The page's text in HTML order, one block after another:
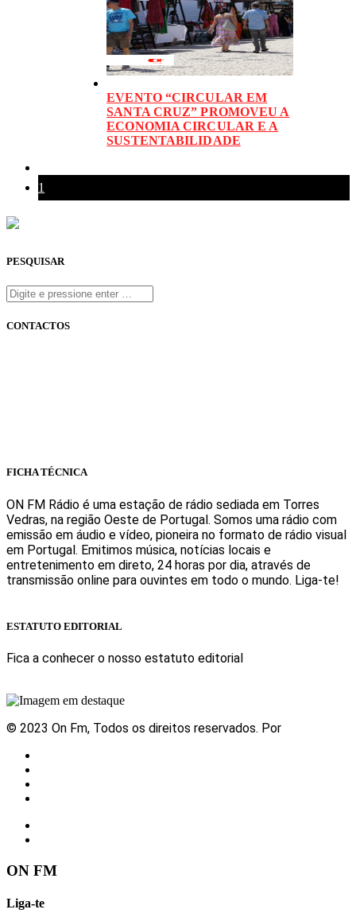
EVENTO “CIRCULAR EM
SANTA CRUZ” PROMOVEU A
ECONOMIA CIRCULAR E A
SUSTENTABILIDADE
1
PESQUISAR
CONTACTOS
FICHA TÉCNICA
ON FM Rádio é uma estação de rádio sediada em Torres
Vedras, na região Oeste de Portugal. Somos uma rádio com
emissão em áudio e vídeo, pioneira no formato de rádio visual
em Portugal. Emitimos música, notícias locais e
entretenimento em direto, 24 horas por dia, através de
transmissão online para ouvintes em todo o mundo. Liga-te!
ESTATUTO EDITORIAL
Fica a conhecer o nosso estatuto editorial
© 2023 On Fm, Todos os direitos reservados. Por
ON FM
Liga-te